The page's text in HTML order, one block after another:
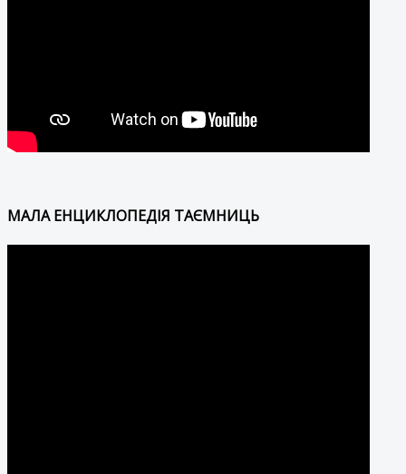
МАЛА ЕНЦИКЛОПЕДІЯ ТАЄМНИЦЬ